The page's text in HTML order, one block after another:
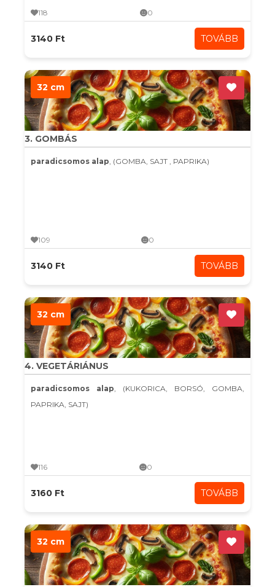
118 0
3140 Ft TOVÁBB
32 cm
3. GOMBÁS
paradicsomos alap, (GOMBA, SAJT , PAPRIKA)
109 0
3140 Ft TOVÁBB
32 cm
4. VEGETÁRIÁNUS
paradicsomos alap, (KUKORICA, BORSÓ, GOMBA,
PAPRIKA, SAJT)
116 0
3160 Ft TOVÁBB
32 cm